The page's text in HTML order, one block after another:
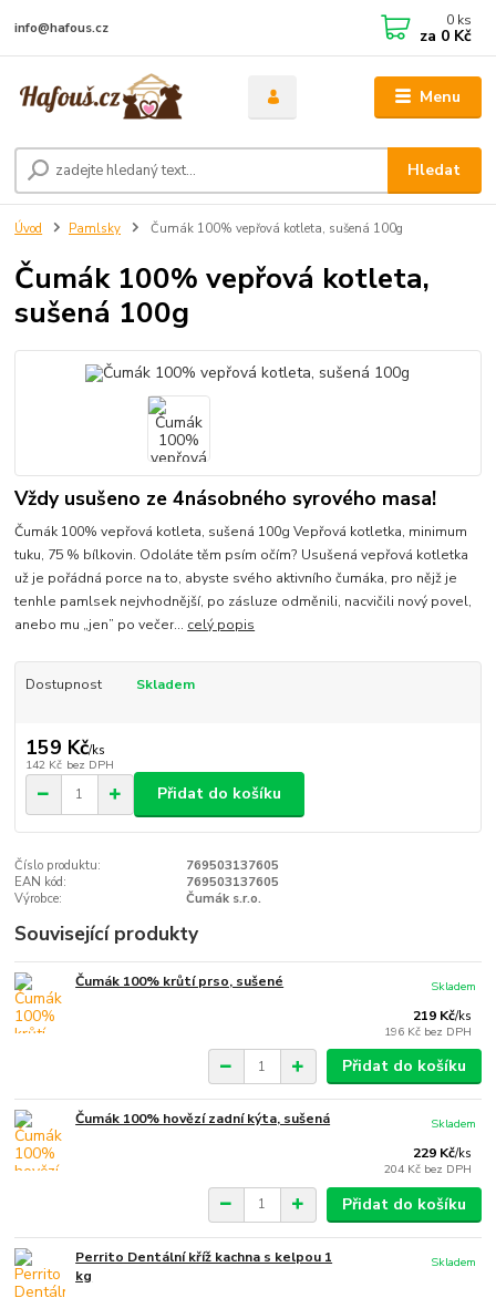
Menu
Hledat
info@hafous.cz 0 ks
za 0 Kč
Úvod Pamlsky Čumák 100% vepřová kotleta, sušená 100g
Čumák 100% vepřová kotleta,
sušená 100g
Vždy usušeno ze 4násobného syrového masa!
Čumák 100% vepřová kotleta, sušená 100g Vepřová kotletka, minimum
tuku, 75 % bílkovin. Odoláte těm psím očím? Usušená vepřová kotletka
už je pořádná porce na to, abyste svého aktivního čumáka, pro nějž je
tenhle pamlsek nejvhodnější, po zásluze odměnili, nacvičili nový povel,
anebo mu „jen” po večer... celý popis
Dostupnost Skladem
159 Kč/ks
142 Kč bez DPH
Přidat do košíku
Číslo produktu:
769503137605
EAN kód:
769503137605
Výrobce:
Čumák s.r.o.
Související produkty
Čumák 100% krůtí prso, sušené
219 Kč/ks
196 Kč bez DPH
Skladem
Přidat do košíku
Čumák 100% hovězí zadní kýta, sušená
229 Kč/ks
204 Kč bez DPH
Skladem
Přidat do košíku
Perrito Dentální kříž kachna s kelpou 1
kg
Skladem